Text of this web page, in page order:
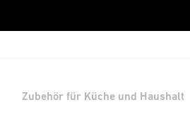
Zubehör für Küche und Haushalt